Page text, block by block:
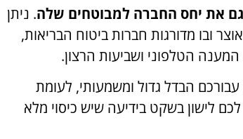
את יחס החברה למבוטחים שלה. ניתן
ובו מדורגות חברות ביטוח הבריאות,
הטלפוני ושביעות הרצון.
הבדל גדול ומשמעותי, לעומת
לישון בשקט בידיעה שיש כיסוי מלא